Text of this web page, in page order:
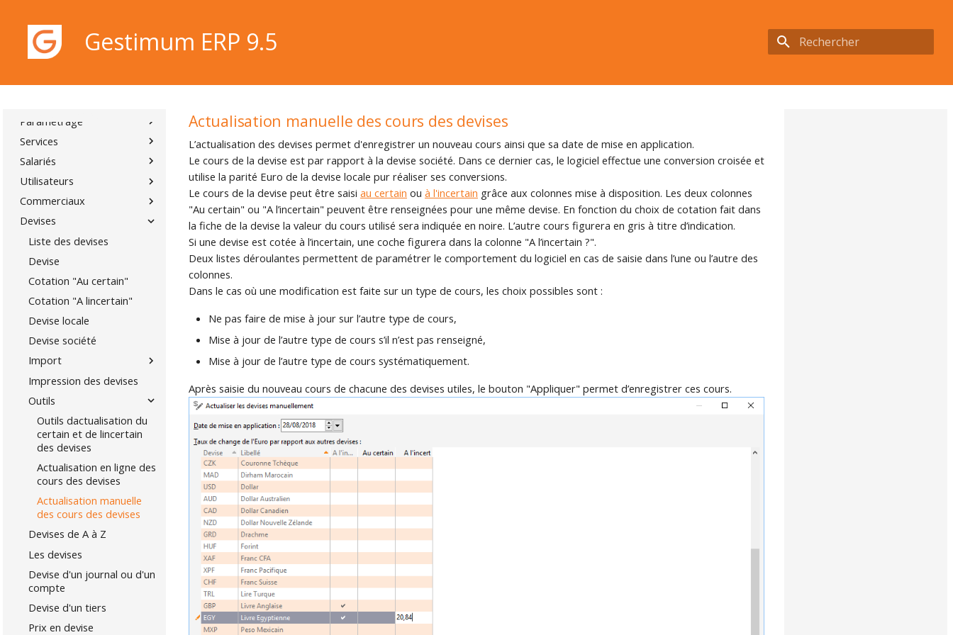
Gestimum ERP 9.5
Menu Société
Nouvelle société
Paramétrage
Services
Salariés
Utilisateurs
Commerciaux
Devises
Liste des devises
Devise
Cotation "Au certain"
Cotation "A lincertain"
Devise locale
Devise société
Import
Impression des devises
Outils
Outils dactualisation du
certain et de lincertain
des devises
Actualisation en ligne des
cours des devises
Actualisation manuelle
des cours des devises
Devises de A à Z
Les devises
Devise d'un journal ou d'un
compte
Devise d'un tiers
Prix en devise
Actualisation manuelle des cours des devises
L’actualisation des devises permet d'enregistrer un nouveau cours ainsi que sa date de mise en application.
Le cours de la devise est par rapport à la devise société. Dans ce dernier cas, le logiciel effectue une conversion croisée et
utilise la parité Euro de la devise locale pur réaliser ses conversions.
Le cours de la devise peut être saisi au certain ou à l'incertain grâce aux colonnes mise à disposition. Les deux colonnes
"Au certain" ou "A l’incertain" peuvent être renseignées pour une même devise. En fonction du choix de cotation fait dans
la fiche de la devise la valeur du cours utilisé sera indiquée en noire. L’autre cours figurera en gris à titre d’indication.
Si une devise est cotée à l’incertain, une coche figurera dans la colonne "A l’incertain ?".
Deux listes déroulantes permettent de paramétrer le comportement du logiciel en cas de saisie dans l’une ou l’autre des
colonnes.
Dans le cas où une modification est faite sur un type de cours, les choix possibles sont :
Ne pas faire de mise à jour sur l’autre type de cours,
Mise à jour de l’autre type de cours s’il n’est pas renseigné,
Mise à jour de l’autre type de cours systématiquement.
Après saisie du nouveau cours de chacune des devises utiles, le bouton "Appliquer" permet d’enregistrer ces cours.